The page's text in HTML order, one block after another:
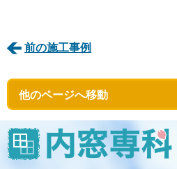
前の施工事例